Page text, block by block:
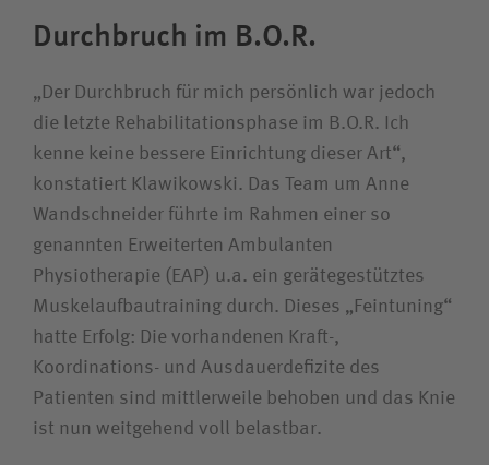
Durchbruch im B.O.R.
„Der Durchbruch für mich persönlich war jedoch
die letzte Rehabilitations­phase im B.O.R. Ich
kenne keine bessere Einrichtung dieser Art“,
konstatiert Klawikowski. Das Team um Anne
Wandschneider führte im Rahmen einer so
genannten Erweiterten Ambulanten
Physiotherapie (EAP) u.a. ein gerätegestütztes
Muskel­aufbau­training durch. Dieses „Feintuning“
hatte Erfolg: Die vorhandenen Kraft-,
Koordinations- und Ausdauerdefizite des
Patienten sind mittlerweile behoben und das Knie
ist nun weitgehend voll belastbar.